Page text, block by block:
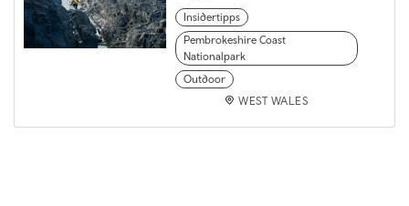
Insidertipps
Pembrokeshire Coast
Nationalpark
Outdoor
WEST WALES